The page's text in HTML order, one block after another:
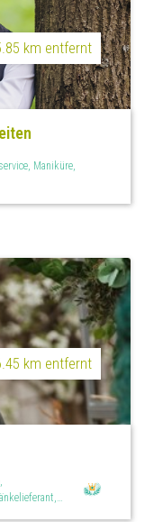
km entfernt
Maniküre,
km entfernt